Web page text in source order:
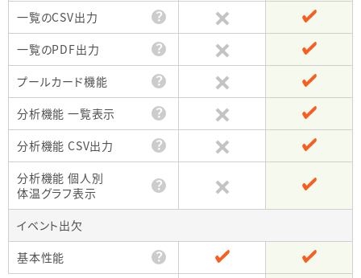
一覧のCSV出力 ？
一覧のPDF出力 ？
プールカード機能 ？
分析機能 一覧表示 ？
分析機能 CSV出力 ？
分析機能 個人別
体温グラフ表示
？
イベント出欠
基本性能
？